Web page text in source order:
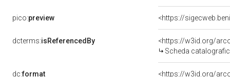
pico:preview <https://
dcterms:isReferencedBy
<https://w3id.org/
Scheda
dc:format
<https://w3id.org/